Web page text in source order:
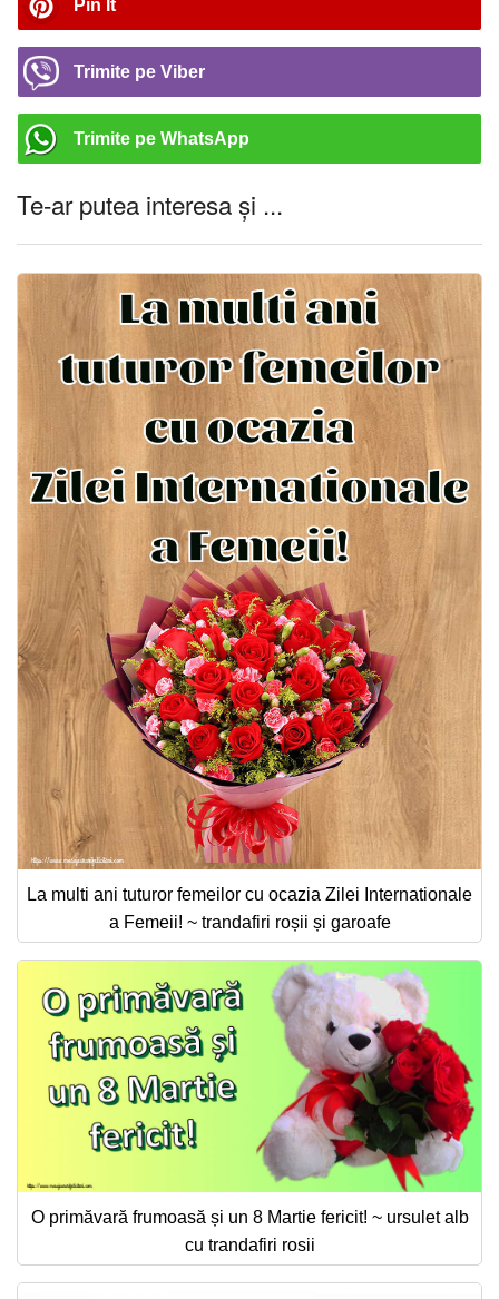
Pin It
Trimite pe Viber
Trimite pe WhatsApp
Te-ar putea interesa și ...
La multi ani tuturor femeilor cu ocazia Zilei Internationale
a Femeii! ~ trandafiri roșii și garoafe
O primăvară frumoasă și un 8 Martie fericit! ~ ursulet alb
cu trandafiri rosii